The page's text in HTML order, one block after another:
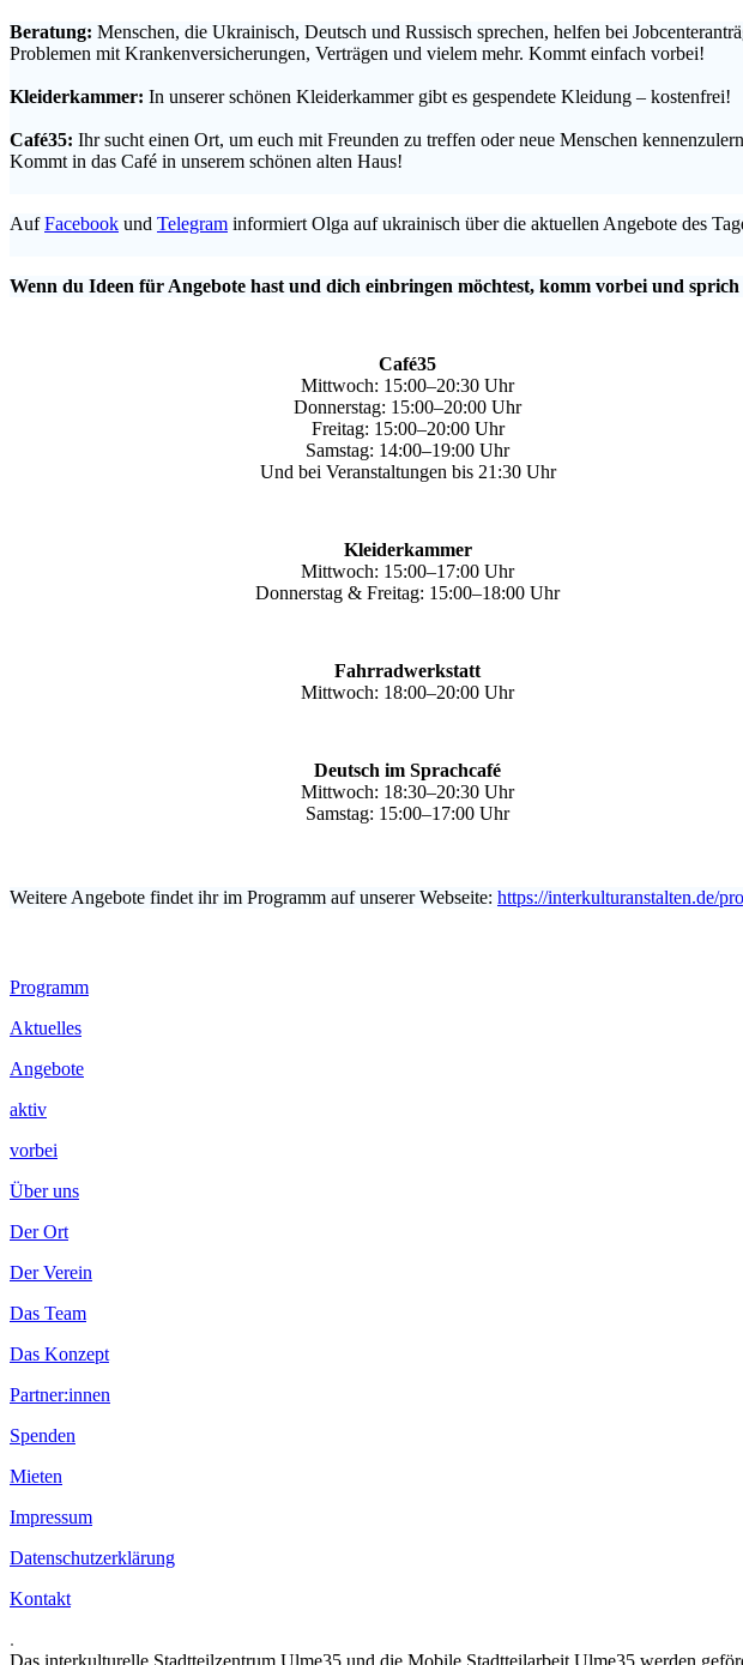
Beratung: Menschen, die Ukrainisch, Deutsch und Russisch sprechen, helfen bei
Problemen mit Krankenversicherungen, Verträgen und vielem mehr. Kommt einfach vorbei!
Kleiderkammer: In unserer schönen Kleiderkammer gibt es gespendete Kleidung – kostenfrei!
Café35: Ihr sucht einen Ort, um euch mit Freunden zu treffen oder neue Menschen
Kommt in das Café in unserem schönen alten Haus!
AufFacebook und Telegram informiert Olga auf ukrainisch über die aktuellen Angebote des
Wenn du Ideen für Angebote hast und dich einbringen möchtest, komm vorbei und sprich
Café35
Mittwoch: 15:00–20:30 Uhr
Donnerstag: 15:00–20:00 Uhr
Freitag: 15:00–20:00 Uhr
Samstag: 14:00–19:00 Uhr
Und bei Veranstaltungen bis 21:30 Uhr
Kleiderkammer
Mittwoch: 15:00–17:00 Uhr
Donnerstag & Freitag: 15:00–18:00 Uhr
Fahrradwerkstatt
Mittwoch: 18:00–20:00 Uhr
Deutsch im Sprachcafé
Mittwoch: 18:30–20:30 Uhr
Samstag: 15:00–17:00 Uhr
Weitere Angebote findet ihr im Programm auf unserer Webseite: https://interkulturanstalten.de/
Footer
Inhalt
Programm
Aktuelles
Angebote
aktiv
vorbei
Über uns
Der Ort
Der Verein
Das Team
Das Konzept
Partner:innen
Spenden
Mieten
Impressum
Datenschutzerklärung
Kontakt
.